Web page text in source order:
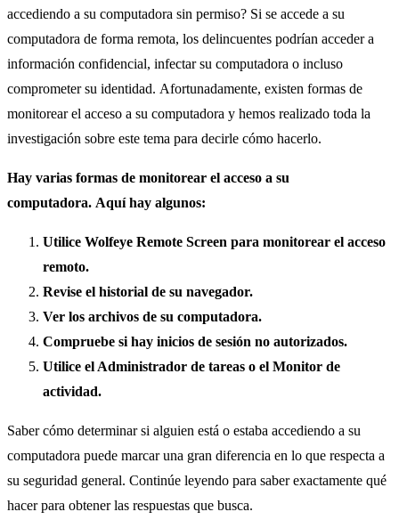
accediendo a su computadora sin permiso? Si se accede a su
computadora de forma remota, los delincuentes podrían acceder a
información confidencial, infectar su computadora o incluso
comprometer su identidad. Afortunadamente, existen formas de
monitorear el acceso a su computadora y hemos realizado toda la
investigación sobre este tema para decirle cómo hacerlo.
Hay varias formas de monitorear el acceso a su
computadora. Aquí hay algunos:
Utilice Wolfeye Remote Screen para monitorear el acceso
remoto.
Revise el historial de su navegador.
Ver los archivos de su computadora.
Compruebe si hay inicios de sesión no autorizados.
Utilice el Administrador de tareas o el Monitor de
actividad.
Saber cómo determinar si alguien está o estaba accediendo a su
computadora puede marcar una gran diferencia en lo que respecta a
su seguridad general. Continúe leyendo para saber exactamente qué
hacer para obtener las respuestas que busca.